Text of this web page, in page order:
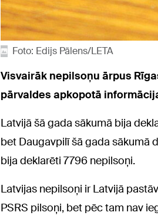
Foto: Edijs Pālens/LETA
Visvairāk nepilsoņu ārpus
pārvaldes apkopotā
Latvijā šā gada sākumā bija
bet Daugavpilī šā gada sākumā
bija deklarēti 7796 nepilsoņi.
Latvijas nepilsoņi ir Latvijā
PSRS pilsoņi, bet pēc tam nav